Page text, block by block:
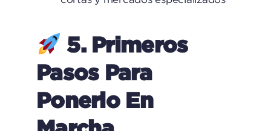
5. Primeros
Pasos Para
Ponerlo En